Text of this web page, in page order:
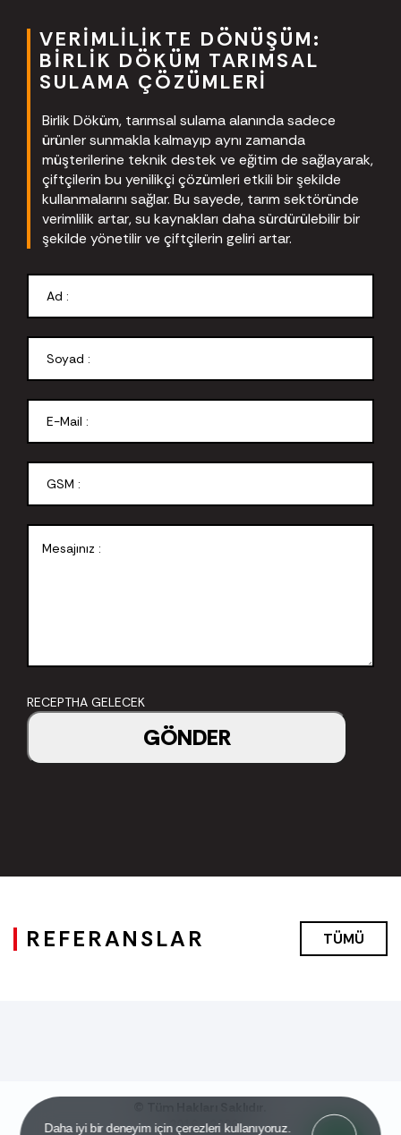
Daha iyi bir deneyim için çerezleri kullanıyoruz. Got it!
VERIMLILIKTE DÖNÜŞÜM:
BIRLIK DÖKÜM TARIMSAL
SULAMA ÇÖZÜMLERI
Birlik Döküm, tarımsal sulama alanında sadece
ürünler sunmakla kalmayıp aynı zamanda
müşterilerine teknik destek ve eğitim de sağlayarak,
çiftçilerin bu yenilikçi çözümleri etkili bir şekilde
kullanmalarını sağlar. Bu sayede, tarım sektöründe
verimlilik artar, su kaynakları daha sürdürülebilir bir
şekilde yönetilir ve çiftçilerin geliri artar.
RECEPTHA GELECEK
GÖNDER
REFERANSLAR TÜMÜ
2016 - 2026